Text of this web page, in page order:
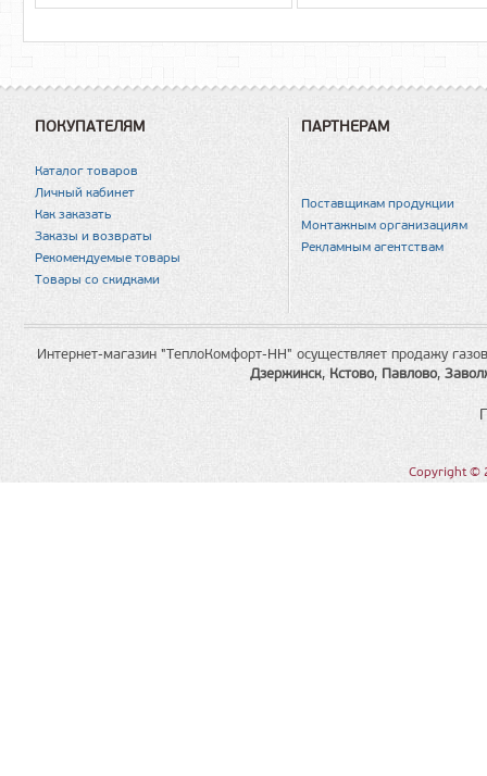
ПОКУПАТЕЛЯМ
Каталог товаров
Личный кабинет
Как заказать
Заказы и возвраты
Рекомендуемые товары
Товары со скидками
ПАРТНЕРАМ
Поставщикам продукции
Монтажным организациям
Рекламным агентствам
Интернет-магазин "ТеплоКомфорт-НН" осуществляет продажу
Дзержинск, Кстово, Павлово,
Copyright ©